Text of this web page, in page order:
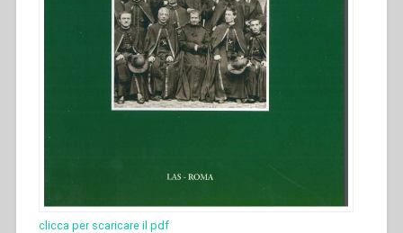
clicca per scaricare il pdf